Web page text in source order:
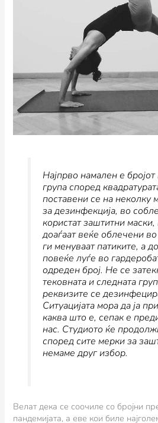
Најпрво намален е
група според
поставени се на неколку
за дезинфекција, во
користат заштитни
доаѓаат веќе облечени
ги менуваат патиките, а
повеќе луѓе во
одреден број. Не се
тековната и следната
реквизите се
Ситуацијата мора да ја
каква што е, сепак е
нас. Студиото ќе
според сите мерки за
немаме друг избор.
Велат дека се соочиле со бројни
пандемијата, а еве кои биле